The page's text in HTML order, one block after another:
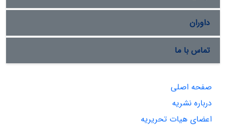
داوران
تماس با ما
صفحه اصلی
درباره نشریه
اعضای هیات تحریریه